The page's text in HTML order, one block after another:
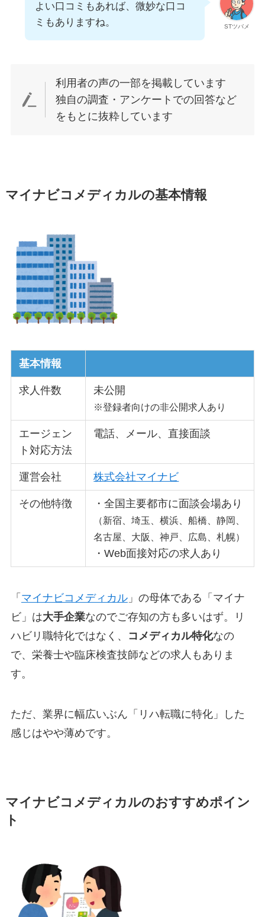
STツバメ
よい口コミもあれば、微妙な口コ
ミもありますね。
利用者の声の一部を掲載しています
独自の調査・アンケートでの回答など
をもとに抜粋しています
マイナビコメディカルの基本情報
基本情報
求人件数 未公開
※登録者向けの非公開求人あり
エージェン
ト対応方法
電話、メール、直接面談
運営会社 株式会社マイナビ
その他特徴 ・全国主要都市に面談会場あり
（新宿、埼玉、横浜、船橋、静岡、
名古屋、大阪、神戸、広島、札幌）
・Web面接対応の求人あり
「 マイナビコメディカル」の母体である「マイナ
ビ」は大手企業なのでご存知の方も多いはず。リ
ハビリ職特化ではなく、
コメディカル特化なの
で、栄養士や臨床検査技師などの求人もありま
す。
ただ、業界に幅広いぶん「リハ転職に特化」した
感じはやや薄めです。
マイナビコメディカルのおすすめポイン
ト